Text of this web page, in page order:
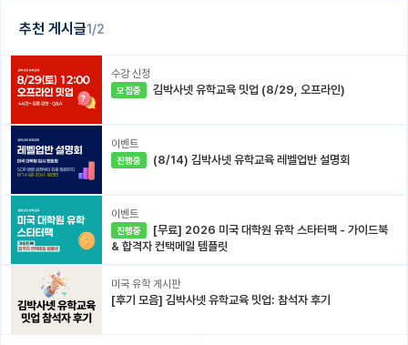
추천 게시글1/2
수강 신청
모집중 김박사넷 유학교육 밋업 (8/29, 오프라인)
이벤트
진행중 (8/14) 김박사넷 유학교육 레벨업반 설명회
이벤트
진행중
& 합격자 컨택메일 템플릿
미국 유학 게시판
[후기 모음] 김박사넷 유학교육 밋업: 참석자 후기